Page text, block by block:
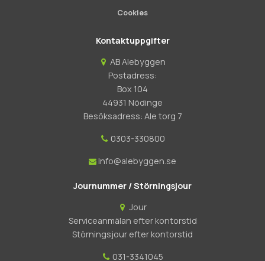
Cookies
Kontaktuppgifter
AB Alebyggen
Postadress:
Box 104
44931 Nödinge
Besöksadress: Ale torg 7
0303-330800
Info@alebyggen.se
Journummer / Störningsjour
Jour
Serviceanmälan efter kontorstid
Störningsjour efter kontorstid
031-3341045